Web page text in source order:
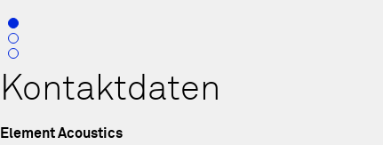
Kontaktdaten
Element Acoustics
0
1